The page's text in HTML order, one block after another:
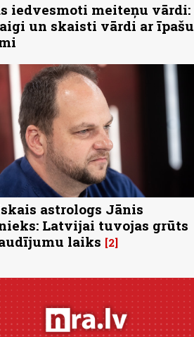
iedvesmoti meiteņu vārdi:
un skaisti vārdi ar īpašu
astrologs Jānis
Latvijai tuvojas grūts
laiks
2